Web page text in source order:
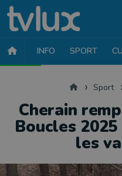
INFO SPORT
AccueilSport
Cherain
Boucles
les